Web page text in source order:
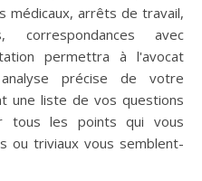
médicaux, arrêts de travail,
correspondances avec
permettra à l'avocat
précise de votre
une liste de vos questions
tous les points qui vous
ou triviaux vous semblent-